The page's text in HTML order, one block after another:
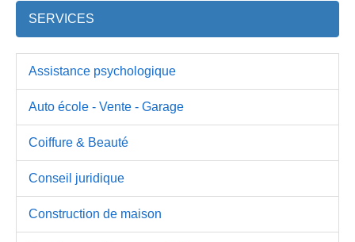
SERVICES
Assistance psychologique
Auto école - Vente - Garage
Coiffure & Beauté
Conseil juridique
Construction de maison